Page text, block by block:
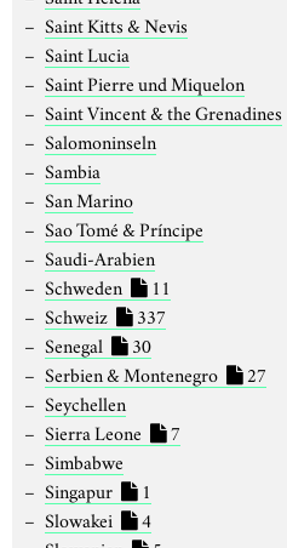
Saint Kitts & Nevis
Saint Lucia
Saint Pierre und Miquelon
Saint Vincent & the Grenadines
Salomoninseln
Sambia
San Marino
Sao Tomé & Príncipe
Saudi-Arabien
Schweden
11
Schweiz
337
Senegal
30
Serbien & Montenegro
27
Seychellen
Sierra Leone
7
Simbabwe
Singapur
1
Slowakei
4